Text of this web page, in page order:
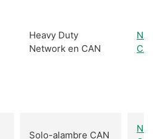
Heavy Duty
Network en CAN
NI-
Solo-alambre CAN
NI-